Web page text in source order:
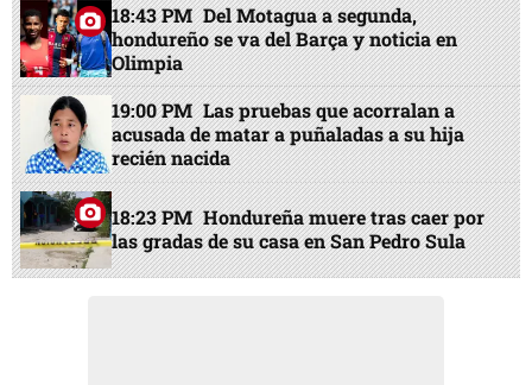
18:43 PM Del Motagua a segunda,
hondureño se va del Barça y noticia en
Olimpia
19:00 PM Las pruebas que acorralan a
acusada de matar a puñaladas a su hija
recién nacida
18:23 PM Hondureña muere tras caer por
las gradas de su casa en San Pedro Sula